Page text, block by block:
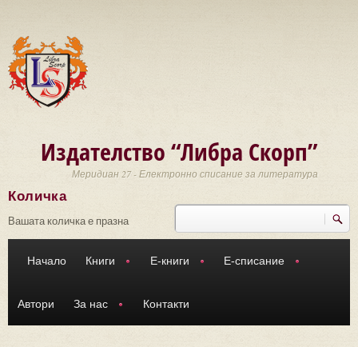
Издателство “Либра Скорп”
Меридиан 27 - Електронно списание за литература
Търси
Количка
Вашата количка е празна
Начало Книги Е-книги Е-списание
Автори За нас Контакти